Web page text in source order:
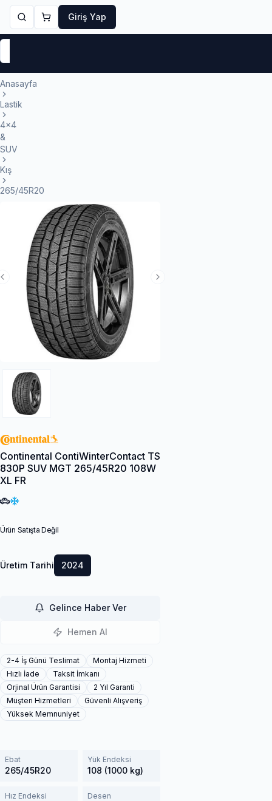
Giriş Yap
Anasayfa
Lastik
4x4
&
SUV
Kış
265/45R20
Next Slide
Previous Slide
Continental ContiWinterContact TS
830P SUV MGT 265/45R20 108W
XL FR
Ürün Satışta Değil
Üretim Tarihi 2024
Gelince Haber Ver
Hemen Al
2-4 İş Günü Teslimat
Montaj Hizmeti
Hızlı İade
Taksit İmkanı
Orjinal Ürün Garantisi
2 Yıl Garanti
Müşteri Hizmetleri
Güvenli Alışveriş
Yüksek Memnuniyet
Ebat
265/45R20
Yük Endeksi
108 (1000 kg)
Hız Endeksi Desen